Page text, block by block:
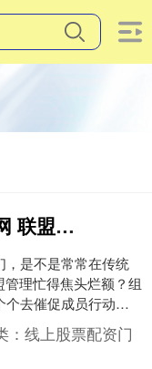
亿融策略官网 联盟管理神器！《三国：谋定天下》让你轻松掌控大局
，是不是常常在传统
理忙得焦头烂额？组
个去催促成员行动，
成员间的纠纷不断，
过别....
：线上股票配资门